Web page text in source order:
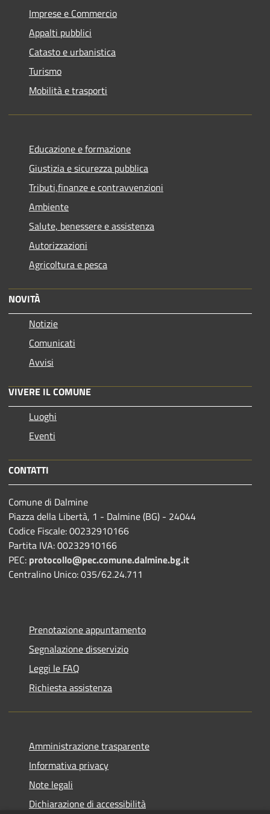
Imprese e Commercio
Appalti pubblici
Catasto e urbanistica
Turismo
Mobilità e trasporti
Educazione e formazione
Giustizia e sicurezza pubblica
Tributi,finanze e contravvenzioni
Ambiente
Salute, benessere e assistenza
Autorizzazioni
Agricoltura e pesca
NOVITÀ
Notizie
Comunicati
Avvisi
VIVERE IL COMUNE
Luoghi
Eventi
CONTATTI
Comune di Dalmine
Piazza della Libertà, 1 - Dalmine (BG) - 24044
Codice Fiscale: 00232910166
Partita IVA: 00232910166
PEC: protocollo@pec.comune.dalmine.bg.it
Centralino Unico: 035/62.24.711
Prenotazione appuntamento
Segnalazione disservizio
Leggi le FAQ
Richiesta assistenza
Amministrazione trasparente
Informativa privacy
Note legali
Dichiarazione di accessibilità